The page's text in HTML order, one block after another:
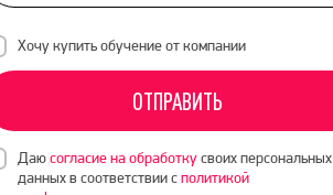
Хочу купить обучение от компании
ОТПРАВИТЬ
Даюсогласие на обработкусвоих персональных
данных в соответствии сполитикой